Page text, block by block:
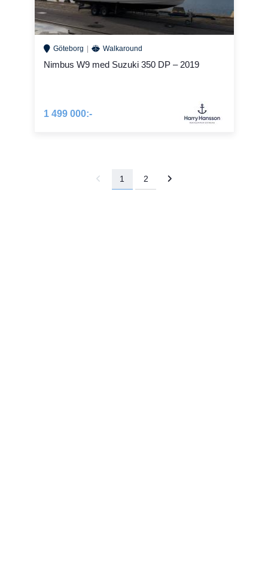
Göteborg Walkaround
Nimbus W9 med Suzuki 350 DP – 2019
1 499 000:-
1 2